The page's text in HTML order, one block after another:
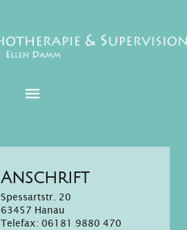
Anschrift
Spessartstr. 20
63457 Hanau
Telefax: 06181 9880 470